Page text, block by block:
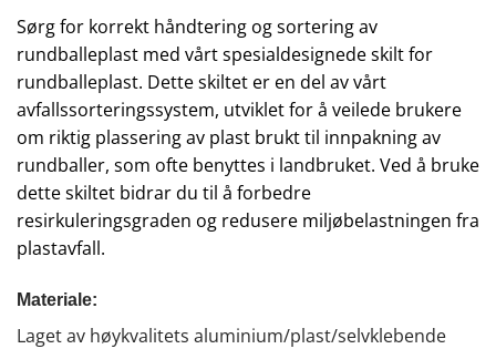
Sørg for korrekt håndtering og sortering av
rundballeplast med vårt spesialdesignede skilt for
rundballeplast. Dette skiltet er en del av vårt
avfallssorteringssystem, utviklet for å veilede brukere
om riktig plassering av plast brukt til innpakning av
rundballer, som ofte benyttes i landbruket. Ved å bruke
dette skiltet bidrar du til å forbedre
resirkuleringsgraden og redusere miljøbelastningen fra
plastavfall.
Materiale:
Laget av høykvalitets aluminium/plast/selvklebende